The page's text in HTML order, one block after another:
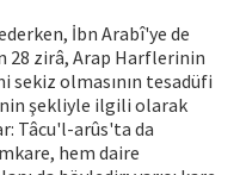
İbn Arabî'ye de
28 zirâ, Arap Harflerinin
sekiz olmasının tesadüfi
şekliyle ilgili olarak
Tâcu'l-arûs'ta da
hem daire